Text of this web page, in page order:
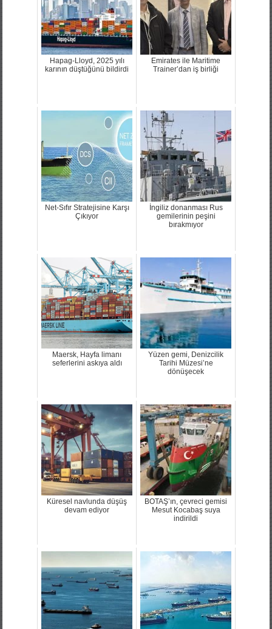
Hapag-Lloyd, 2025 yılı
karının düştüğünü bildirdi
Emirates ile Maritime
Trainer’dan iş birliği
Net-Sıfır Stratejisine Karşı
Çıkıyor
İngiliz donanması Rus
gemilerinin peşini
bırakmıyor
Maersk, Hayfa limanı
seferlerini askıya aldı
Yüzen gemi, Denizcilik
Tarihi Müzesi’ne
dönüşecek
Küresel navlunda düşüş
devam ediyor
BOTAŞ’ın, çevreci gemisi
Mesut Kocabaş suya
indirildi